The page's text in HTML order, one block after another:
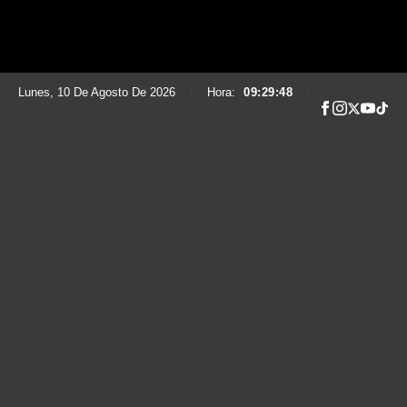
Lunes, 10 De Agosto De 2026 Hora: 09:29:49